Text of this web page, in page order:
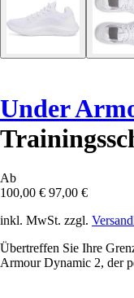
Under
Ab
100,00 € 97,00 €
inkl. MwSt. zzgl.
Übertreffen Sie Ihre
Armour Dynamic 2, der